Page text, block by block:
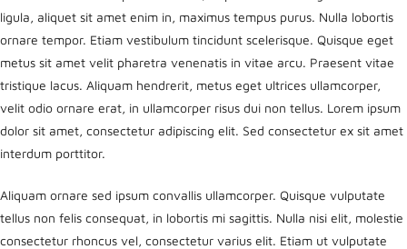
ligula, aliquet sit amet enim in, maximus tempus purus. Nulla lobortis
ornare tempor. Etiam vestibulum tincidunt scelerisque. Quisque eget
metus sit amet velit pharetra venenatis in vitae arcu. Praesent vitae
tristique lacus. Aliquam hendrerit, metus eget ultrices ullamcorper,
velit odio ornare erat, in ullamcorper risus dui non tellus. Lorem ipsum
dolor sit amet, consectetur adipiscing elit. Sed consectetur ex sit amet
interdum porttitor.
Aliquam ornare sed ipsum convallis ullamcorper. Quisque vulputate
tellus non felis consequat, in lobortis mi sagittis. Nulla nisi elit, molestie
consectetur rhoncus vel, consectetur varius elit. Etiam ut vulputate